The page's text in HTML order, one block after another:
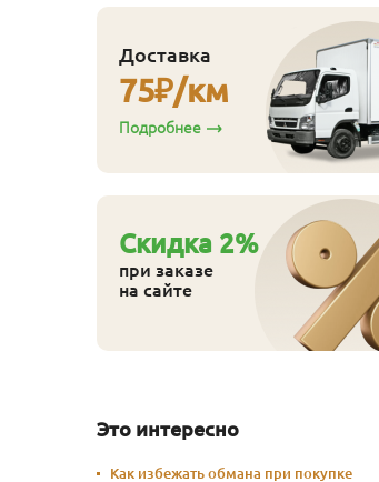
Доставка
75₽/км
Подробнее
Cкидка 2%
при заказе
на сайте
Это интересно
Как избежать обмана при покупке